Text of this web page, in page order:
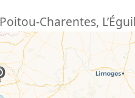
Poitou-Charentes,